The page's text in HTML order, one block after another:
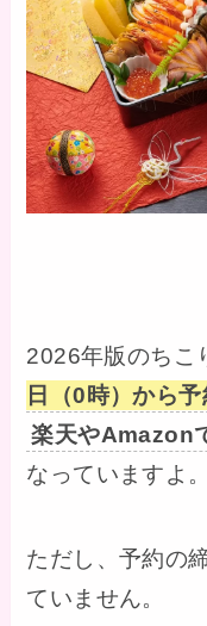
2026年版のちこ
日（0時）から
楽天やAmazon
なっていますよ。
ただし、予約の
ていません。